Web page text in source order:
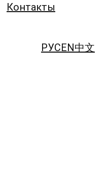
Контакты
РУСEN中文